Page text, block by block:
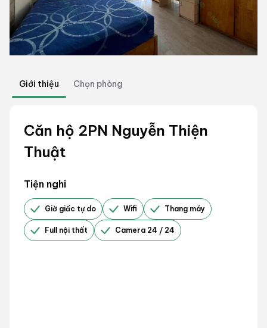
Giới thiệu Chọn phòng
Căn hộ 2PN Nguyễn Thiện
Thuật
Tiện nghi
Giờ giấc tự do Wifi Thang máy
Full nội thất Camera 24 / 24